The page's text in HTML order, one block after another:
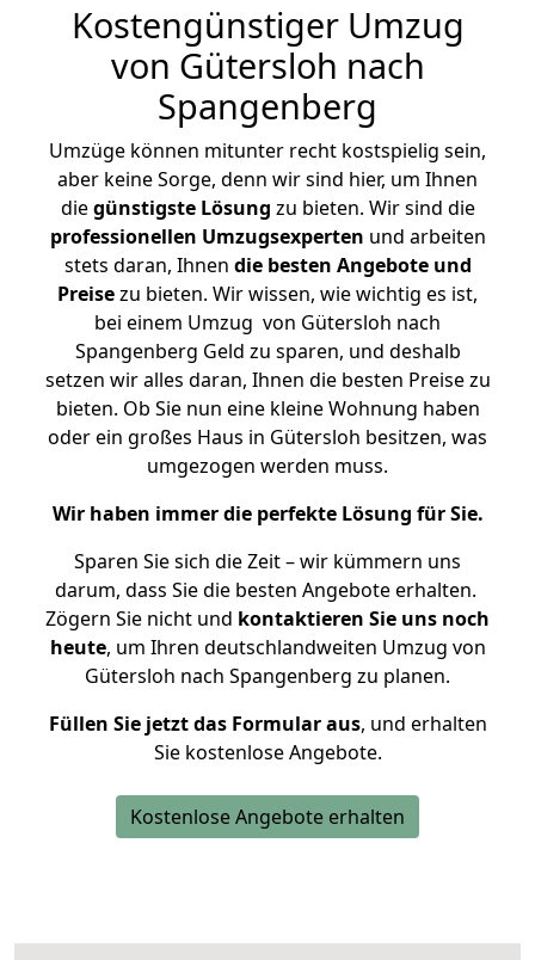
Kostengünstiger Umzug
von Gütersloh nach
Spangenberg
Umzüge können mitunter recht kostspielig sein,
aber keine Sorge, denn wir sind hier, um Ihnen
diegünstigste Lösung zu bieten. Wir sind die
professionellen Umzugsexperten und arbeiten
stets daran, Ihnen die besten Angebote und
Preisezu bieten. Wir wissen, wie wichtig es ist,
bei einem Umzug von Gütersloh nach
Spangenberg Geld zu sparen, und deshalb
setzen wir alles daran, Ihnen die besten Preise zu
bieten. Ob Sie nun eine kleine Wohnung haben
oder ein großes Haus in Gütersloh besitzen, was
umgezogen werden muss.
Wir haben immer die perfekte Lösung für Sie.
Sparen Sie sich die Zeit – wir kümmern uns
darum, dass Sie die besten Angebote erhalten.
Zögern Sie nicht und kontaktieren Sie uns noch
heute, um Ihren deutschlandweiten Umzug von
Gütersloh nach Spangenberg zu planen.
Füllen Sie jetzt das Formular aus, und erhalten
Sie kostenlose Angebote.
Kostenlose Angebote erhalten